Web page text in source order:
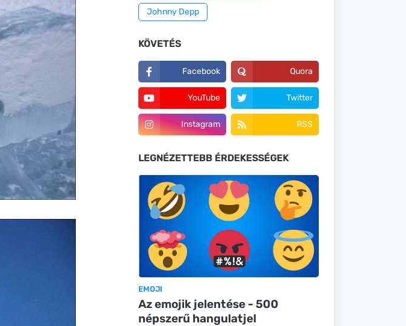
Johnny Depp
KÖVETÉS
Facebook Quora
YouTube Twitter
Instagram RSS
LEGNÉZETTEBB ÉRDEKESSÉGEK
EMOJI
Az emojik jelentése - 500
népszerű hangulatjel